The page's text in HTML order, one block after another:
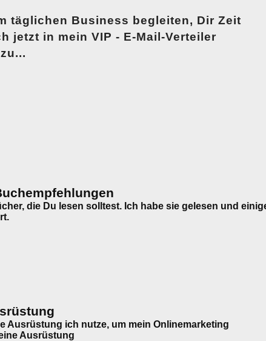
täglichen Business begleiten, Dir Zeit
jetzt in mein VIP - E-Mail-Verteiler
die Du lesen solltest. Ich habe sie gelesen und
Ausrüstung ich nutze, um mein Onlinemarketing
Ausrüstung